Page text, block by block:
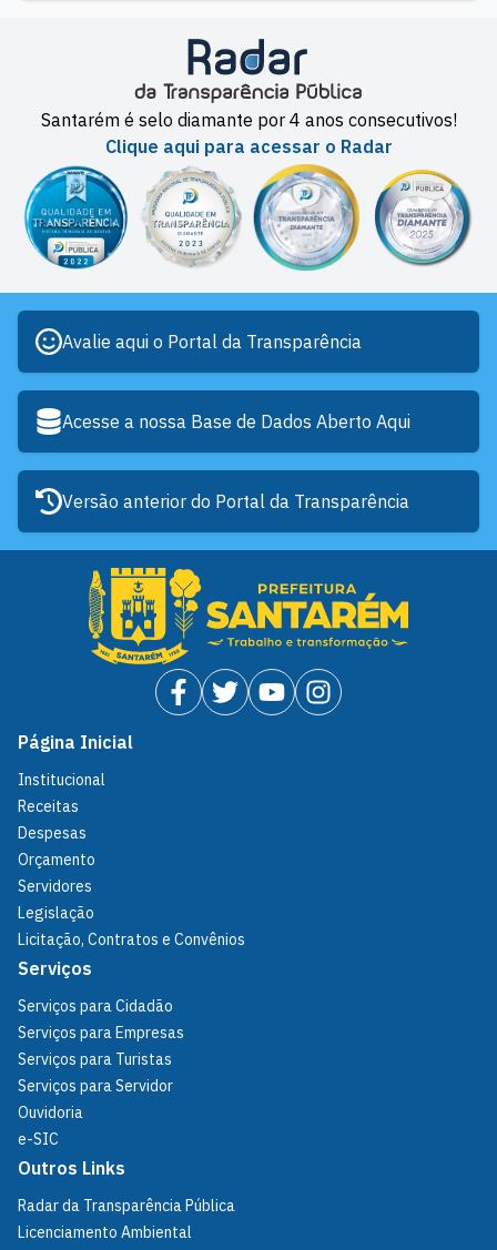
Santarém é selo diamante por 4 anos consecutivos!
Clique aqui para acessar o Radar
Avalie aqui o Portal da Transparência
Acesse a nossa Base de Dados Aberto Aqui
Versão anterior do Portal da Transparência
Página Inicial
Institucional
Receitas
Despesas
Orçamento
Servidores
Legislação
Licitação, Contratos e Convênios
Serviços
Serviços para Cidadão
Serviços para Empresas
Serviços para Turistas
Serviços para Servidor
Ouvidoria
e-SIC
Outros Links
Radar da Transparência Pública
Licenciamento Ambiental